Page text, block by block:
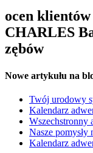
ocen
CHARLES
zębów
Nowe artykułu na
Twój urodowy
Kalendarz
Wszechstronny
Nasze pomysły
Kalendarz